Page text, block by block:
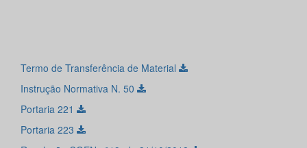
Termo de Transferência de Material
Instrução Normativa N. 50
Portaria 221
Portaria 223